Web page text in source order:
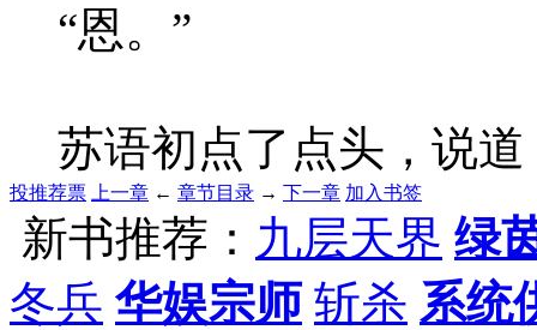
“恩。”
苏语初点了点头，说道
投推荐票 上一章 ← 章节目录 → 下一章 加入书签
新书推荐： 九层天界 绿
冬兵 华娱宗师 斩杀 系统